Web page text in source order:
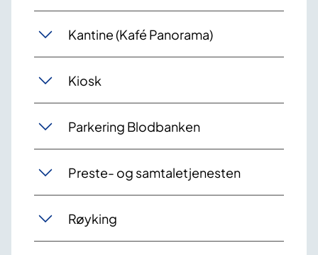
Kantine (Kafé Panorama)
Kiosk
Parkering Blodbanken
Preste- og samtaletjenesten
Røyking